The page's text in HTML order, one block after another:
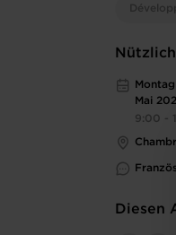
Mai
9:00 -
Diesen